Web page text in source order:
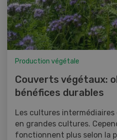
Production végétale
Couverts végétaux:
bénéfices durables
Les cultures
en grandes cultures.
fonctionnent plus selon la